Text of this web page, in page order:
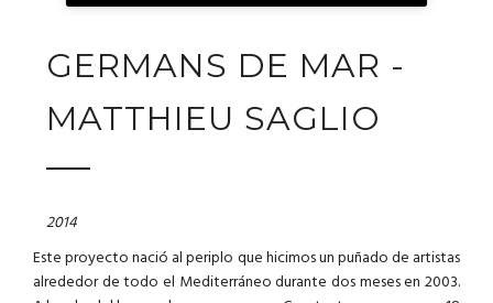
GERMANS DE MAR -
MATTHIEU SAGLIO
2014
Este proyecto nació al periplo quehicimos unpuñadode artistas
alrededorde todo el Mediterráneodurante dosmesesen 2003.